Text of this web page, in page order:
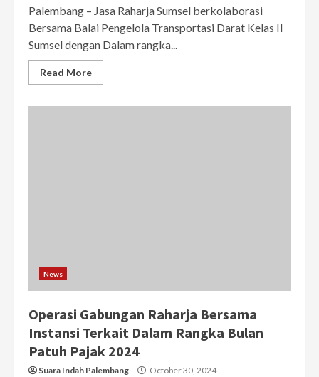
Palembang – Jasa Raharja Sumsel berkolaborasi
Bersama Balai Pengelola Transportasi Darat Kelas II
Sumsel dengan Dalam rangka...
Read More
News
Operasi Gabungan Raharja Bersama
Instansi Terkait Dalam Rangka Bulan
Patuh Pajak 2024
Suara Indah Palembang October 30, 2024